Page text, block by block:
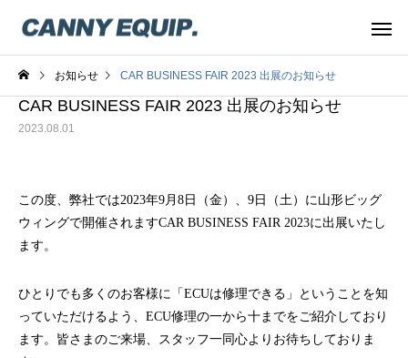
お知らせ CAR BUSINESS FAIR 2023 出展のお知らせ
CAR BUSINESS FAIR 2023 出展のお知らせ
2023.08.01
この度、弊社では2023年9月8日（金）、9日（土）に山形ビッグ
ウィングで開催されますCAR BUSINESS FAIR 2023に出展いたし
ます。
ひとりでも多くのお客様に「ECUは修理できる」ということを知
っていただけるよう、ECU修理の一から十までをご紹介しており
ます。皆さまのご来場、スタッフ一同心よりお待ちしておりま